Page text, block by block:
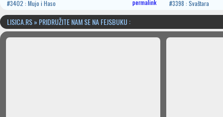
#3402 : Mujo i Haso permalink #3398 : Svaštara
LISICA.RS » PRIDRUŽITE NAM SE NA FEJSBUKU :